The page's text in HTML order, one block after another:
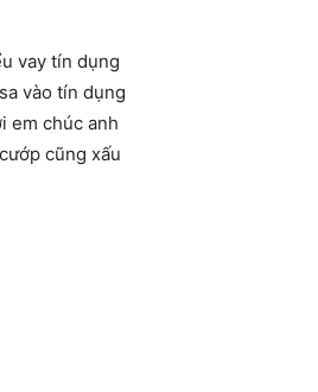
vay tín dụng
vào tín dụng
em chúc anh
cũng xấu